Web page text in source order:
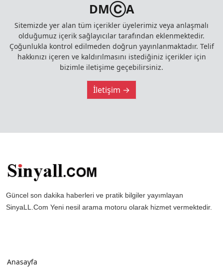
DMⒸA
Sitemizde yer alan tüm içerikler üyelerimiz veya anlaşmalı
olduğumuz içerik sağlayıcılar tarafından eklenmektedir.
Çoğunlukla kontrol edilmeden doğrun yayınlanmaktadır. Telif
hakkınızı içeren ve kaldırılmasını istediğiniz içerikler için
bizimle iletişime geçebilirsiniz.
İletişim →
Güncel son dakika haberleri ve pratik bilgiler yayımlayan
SinyaLL.Com Yeni nesil arama motoru olarak hizmet vermektedir.
Anasayfa